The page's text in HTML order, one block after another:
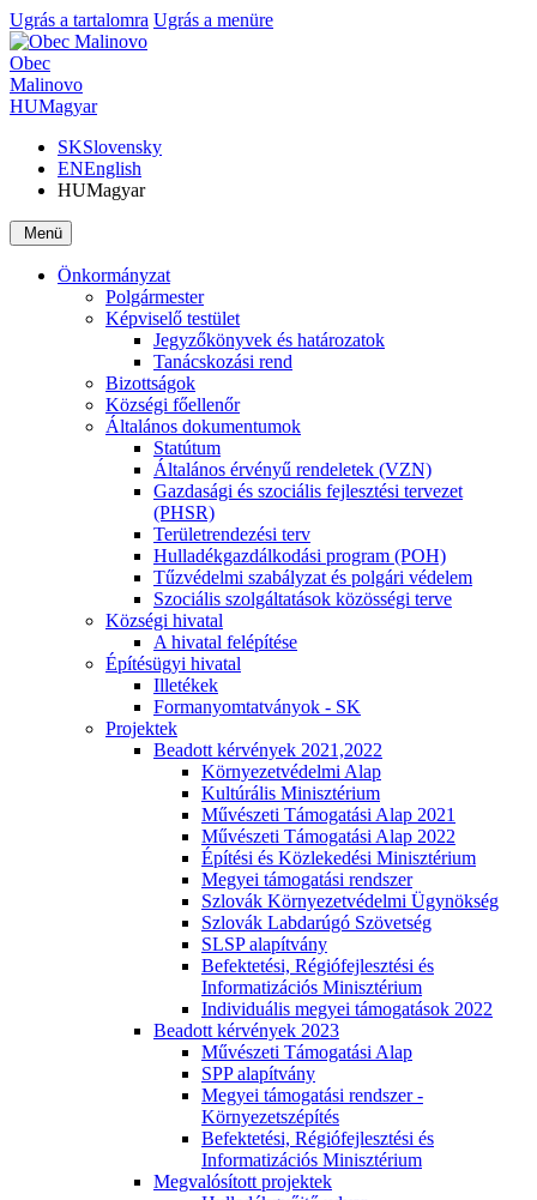
Ugrás a tartalomra Ugrás a menüre
Obec
Malinovo
HUMagyar
SKSlovensky
ENEnglish
HUMagyar
Menü
Önkormányzat
Polgármester
Képviselő testület
Jegyzőkönyvek és határozatok
Tanácskozási rend
Bizottságok
Községi főellenőr
Általános dokumentumok
Statútum
Általános érvényű rendeletek (VZN)
Gazdasági és szociális fejlesztési tervezet
(PHSR)
Területrendezési terv
Hulladékgazdálkodási program (POH)
Tűzvédelmi szabályzat és polgári védelem
Szociális szolgáltatások közösségi terve
Községi hivatal
A hivatal felépítése
Építésügyi hivatal
Illetékek
Formanyomtatványok - SK
Projektek
Beadott kérvények 2021,2022
Környezetvédelmi Alap
Kultúrális Minisztérium
Művészeti Támogatási Alap 2021
Művészeti Támogatási Alap 2022
Építési és Közlekedési Minisztérium
Megyei támogatási rendszer
Szlovák Környezetvédelmi Ügynökség
Szlovák Labdarúgó Szövetség
SLSP alapítvány
Befektetési, Régiófejlesztési és
Informatizációs Minisztérium
Individuális megyei támogatások 2022
Beadott kérvények 2023
Művészeti Támogatási Alap
SPP alapítvány
Megyei támogatási rendszer -
Környezetszépítés
Befektetési, Régiófejlesztési és
Informatizációs Minisztérium
Megvalósított projektek